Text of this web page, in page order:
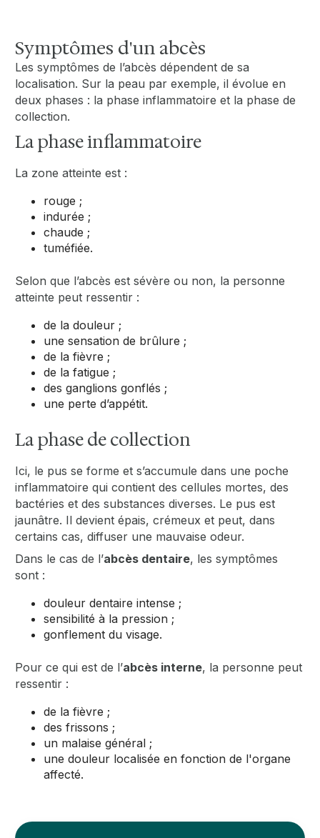
Symptômes d'un abcès
Les symptômes de l’abcès dépendent de sa
localisation. Sur la peau par exemple, il évolue en
deux phases : la phase inflammatoire et la phase de
collection.
La phase inflammatoire
La zone atteinte est :
rouge ;
indurée ;
chaude ;
tuméfiée.
Selon que l’abcès est sévère ou non, la personne
atteinte peut ressentir :
de la douleur ;
une sensation de brûlure ;
de la fièvre ;
de la fatigue ;
des ganglions gonflés ;
une perte d’appétit.
La phase de collection
Ici, le pus se forme et s’accumule dans une poche
inflammatoire qui contient des cellules mortes, des
bactéries et des substances diverses. Le pus est
jaunâtre. Il devient épais, crémeux et peut, dans
certains cas, diffuser une mauvaise odeur.
Dans le cas de l’abcès dentaire, les symptômes
sont :
douleur dentaire intense ;
sensibilité à la pression ;
gonflement du visage.
Pour ce qui est de l’abcès interne, la personne peut
ressentir :
de la fièvre ;
des frissons ;
un malaise général ;
une douleur localisée en fonction de l'organe
affecté.